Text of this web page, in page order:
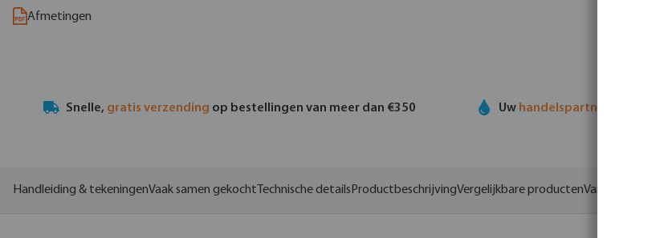
Afmetingen
Snelle, gratis verzending op bestellingen van meer dan €350 Uw handelspartner
Handleiding & tekeningenVaak samen gekocht Technische details ProductbeschrijvingVergelijkbare productenVarianten